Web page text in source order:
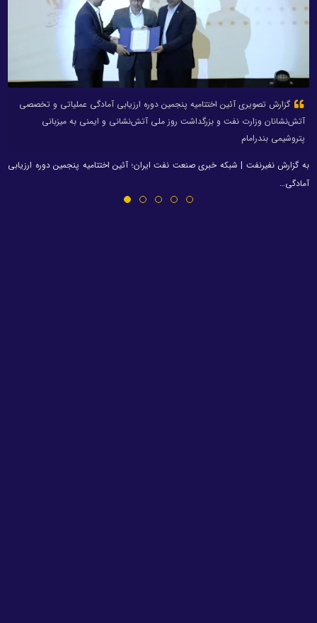
گزارش تصویری آئین اختتامیه پنجمین دوره ارزیابی آمادگی عملیاتی و تخصصی
آتش‌نشانان وزارت نفت و بزرگداشت روز ملی آتش‌نشانی و ایمنی به میزبانی
پتروشیمی بندرامام
به گزارش نفیرنفت | شبکه خبری صنعت نفت ایران؛ آئین اختتامیه پنجمین دوره ارزیابی
آمادگی…